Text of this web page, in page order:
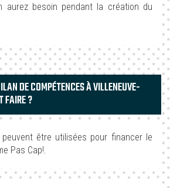
aurez besoin pendant la création du
DE COMPÉTENCES À VILLENEUVE-
FAIRE ?
être utilisées pour financer le
Pas Cap!.